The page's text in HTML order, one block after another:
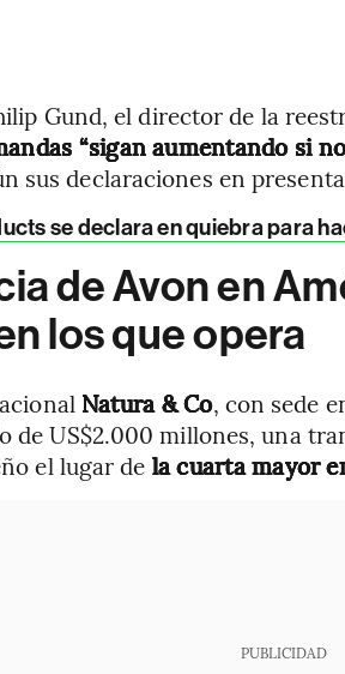
Gund, el director de la
“sigan aumentando si
sus declaraciones en
se declara en quiebra para
de Avon en
los que opera
Natura & Co, con sede
de US$2.000 millones, una
el lugar de la cuarta mayor
PUBLICIDAD